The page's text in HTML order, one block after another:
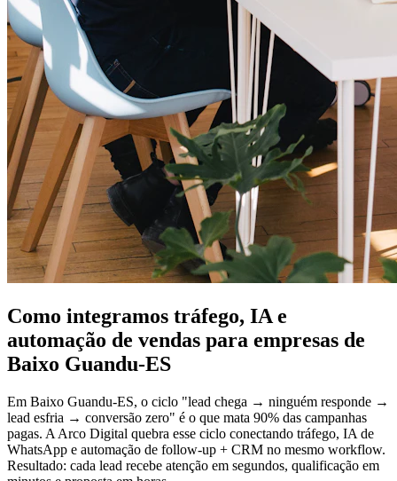
Como integramos tráfego, IA e
automação de vendas para empresas de
Baixo Guandu-ES
Em Baixo Guandu-ES, o ciclo "lead chega → ninguém responde →
lead esfria → conversão zero" é o que mata 90% das campanhas
pagas. A Arco Digital quebra esse ciclo conectando tráfego, IA de
WhatsApp e automação de follow-up + CRM no mesmo workflow.
Resultado: cada lead recebe atenção em segundos, qualificação em